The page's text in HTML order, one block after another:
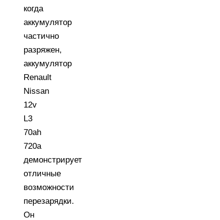
когда
аккумулятор
частично
разряжен,
аккумулятор
Renault
Nissan
12v
L3
70ah
720a
демонстрирует
отличные
возможности
перезарядки.
Он